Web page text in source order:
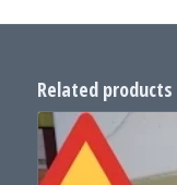
Related products